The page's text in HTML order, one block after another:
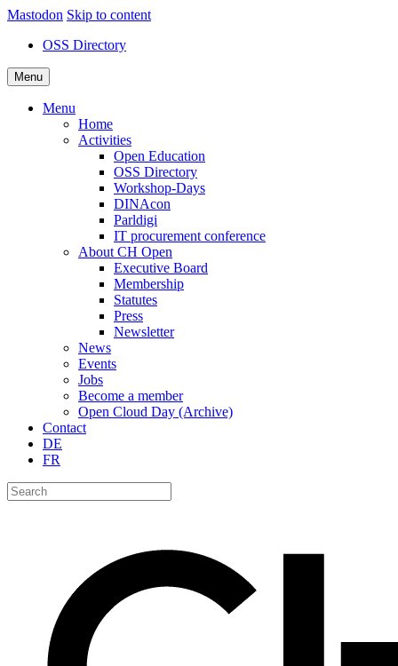
Mastodon Skip to content
OSS Directory
Menu
Menu
Home
Activities
Open Education
OSS Directory
Workshop-Days
DINAcon
Parldigi
IT procurement conference
About CH Open
Executive Board
Membership
Statutes
Press
Newsletter
News
Events
Jobs
Become a member
Open Cloud Day (Archive)
Contact
DE
FR